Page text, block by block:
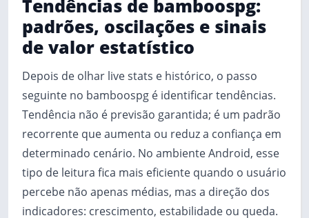
Tendências de bamboospg:
padrões, oscilações e sinais
de valor estatístico
Depois de olhar live stats e histórico, o passo
seguinte no bamboospg é identificar tendências.
Tendência não é previsão garantida; é um padrão
recorrente que aumenta ou reduz a confiança em
determinado cenário. No ambiente Android, esse
tipo de leitura fica mais eficiente quando o usuário
percebe não apenas médias, mas a direção dos
indicadores: crescimento, estabilidade ou queda.